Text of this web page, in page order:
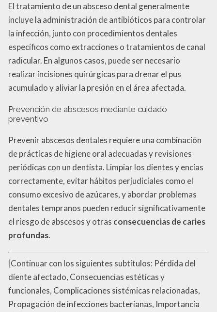
El tratamiento de un absceso dental generalmente
incluye la administración de antibióticos para controlar
la infección, junto con procedimientos dentales
específicos como extracciones o tratamientos de canal
radicular. En algunos casos, puede ser necesario
realizar incisiones quirúrgicas para drenar el pus
acumulado y aliviar la presión en el área afectada.
Prevención de abscesos mediante cuidado
preventivo
Prevenir abscesos dentales requiere una combinación
de prácticas de higiene oral adecuadas y revisiones
periódicas con un dentista. Limpiar los dientes y encías
correctamente, evitar hábitos perjudiciales como el
consumo excesivo de azúcares, y abordar problemas
dentales tempranos pueden reducir significativamente
el riesgo de abscesos y otras consecuencias de caries
profundas.
[Continuar con los siguientes subtítulos: Pérdida del
diente afectado, Consecuencias estéticas y
funcionales, Complicaciones sistémicas relacionadas,
Propagación de infecciones bacterianas, Importancia